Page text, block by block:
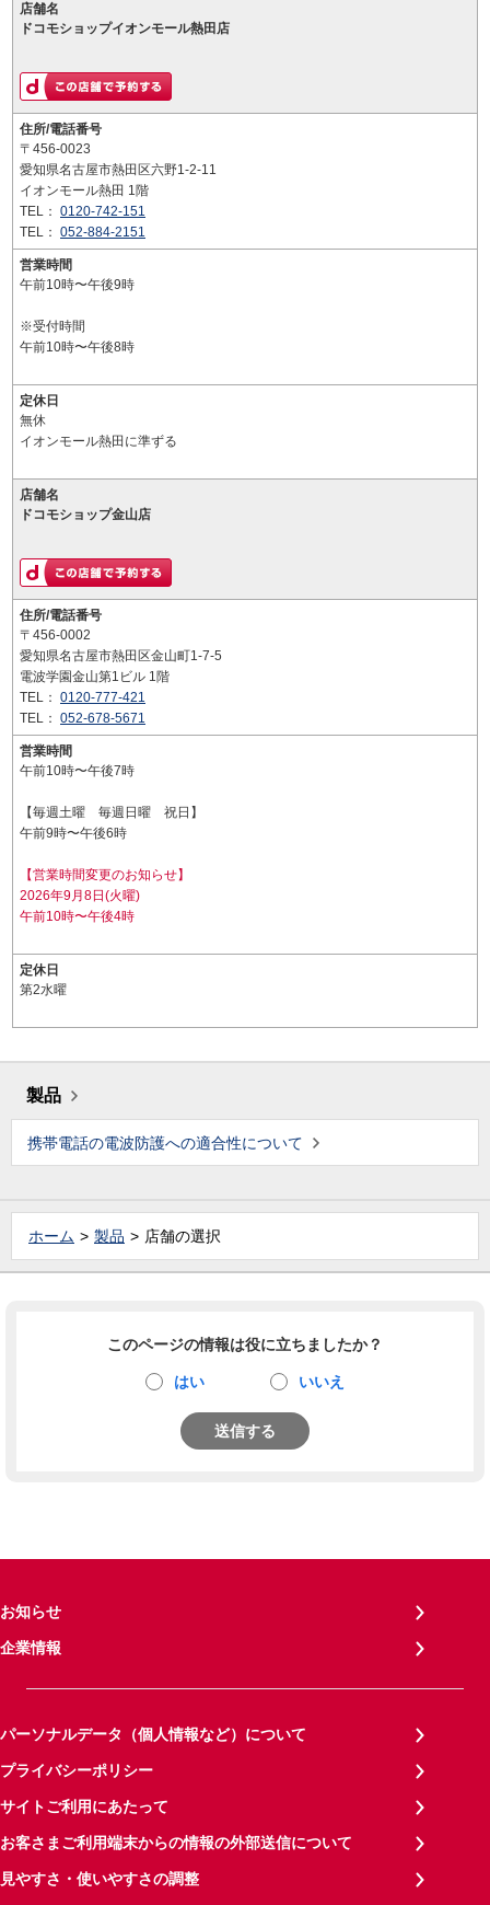
店舗名
ドコモショップイオンモール熱田店
住所/電話番号
〒456-0023
愛知県名古屋市熱田区六野1-2-11
イオンモール熱田 1階
TEL： 0120-742-151
TEL： 052-884-2151
営業時間
午前10時〜午後9時
※受付時間
午前10時〜午後8時
定休日
無休
イオンモール熱田に準ずる
店舗名
ドコモショップ金山店
住所/電話番号
〒456-0002
愛知県名古屋市熱田区金山町1-7-5
電波学園金山第1ビル 1階
TEL： 0120-777-421
TEL： 052-678-5671
営業時間
午前10時〜午後7時
【毎週土曜 毎週日曜 祝日】
午前9時〜午後6時
【営業時間変更のお知らせ】
2026年9月8日(火曜)
午前10時〜午後4時
定休日
第2水曜
製品
携帯電話の電波防護への適合性について
ホーム 製品 店舗の選択
このページの情報は役に立ちましたか？
はい いいえ
送信する
お知らせ
企業情報
パーソナルデータ（個人情報など）について
プライバシーポリシー
サイトご利用にあたって
お客さまご利用端末からの情報の外部送信について
見やすさ・使いやすさの調整